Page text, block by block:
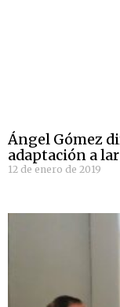
Ángel Gómez
adaptación a
12 de enero de 2019